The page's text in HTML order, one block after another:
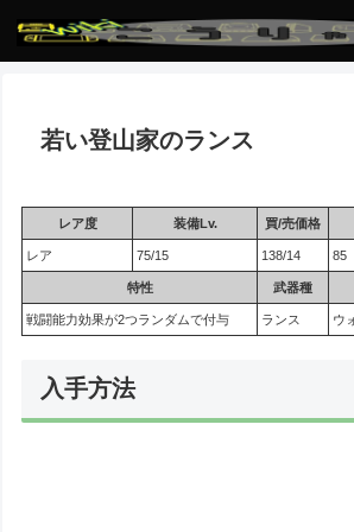
若い登山家のランス
レア度 装備Lv. 買/売価格
レア 75/15 138/14 85
特性 武器種
戦闘能力効果が2つランダムで付与 ランス ウ
入手方法